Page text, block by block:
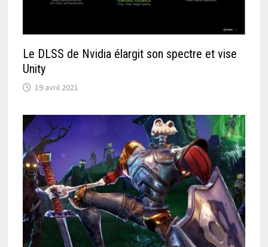
Le DLSS de Nvidia élargit son spectre et vise
Unity
19 avril 2021